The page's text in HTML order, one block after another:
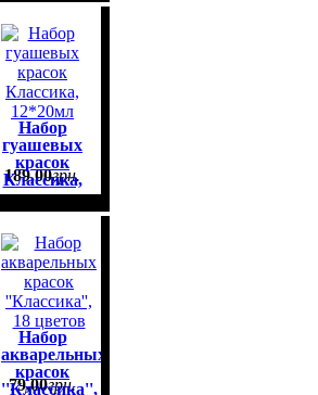
Набор
гуашевых
красок
Классика,
12*20мл
189,00грн.
Набор
акварельных
красок
''Классика'',
79,00грн.